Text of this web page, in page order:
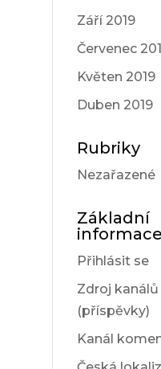
Září 2019
Červenec
Květen 2019
Duben 2019
Rubriky
Nezařazené
Základní
informace
Přihlásit se
Zdroj kanálů
(příspěvky)
Kanál